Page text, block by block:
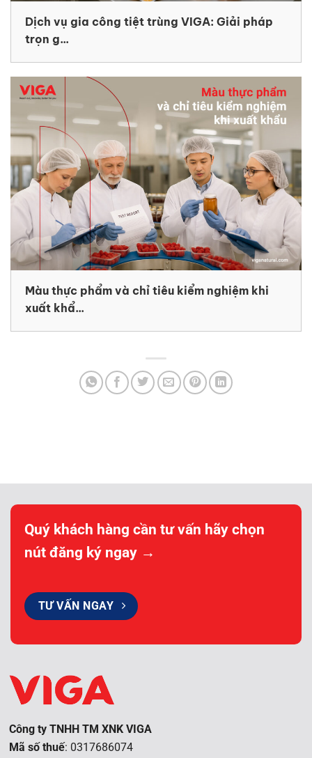
Dịch vụ gia công tiệt trùng VIGA: Giải pháp
trọn g...
Màu thực phẩm và chỉ tiêu kiểm nghiệm khi
xuất khẩ...
Quý khách hàng cần tư vấn hãy chọn
nút đăng ký ngay →
TƯ VẤN NGAY
Công ty TNHH TM XNK VIGA
Mã số thuế: 0317686074